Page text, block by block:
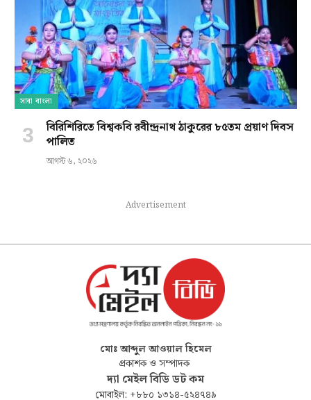
সারা বাংলা
বিরিশিরিতে বিশ্বকবি রবীন্দ্রনাথ ঠাকুরের ৮৫তম প্রয়াণ দিবস
পালিত
আগস্ট ৬, ২০২৬
Advertisement
মোঃ আব্দুল আওয়াল হিমেল
প্রকাশক ও সম্পাদক
দ্যা মেইল বিডি ডট কম
মোবাইল: +৮৮০ ১৩১৪-৫২৪৭৪৯